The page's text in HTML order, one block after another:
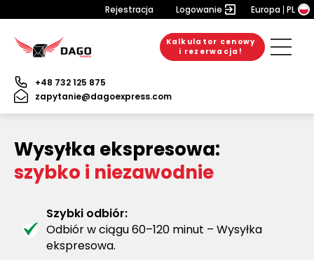
Rejestracja Logowanie Europa PL
Kalkulator cenowy
i rezerwacja!
+48 732 125 875
zapytanie@dagoexpress.com
Wysyłka ekspresowa:
szybko i niezawodnie
Szybki odbiór:
Odbiór w ciągu 60–120 minut – Wysyłka
ekspresowa.